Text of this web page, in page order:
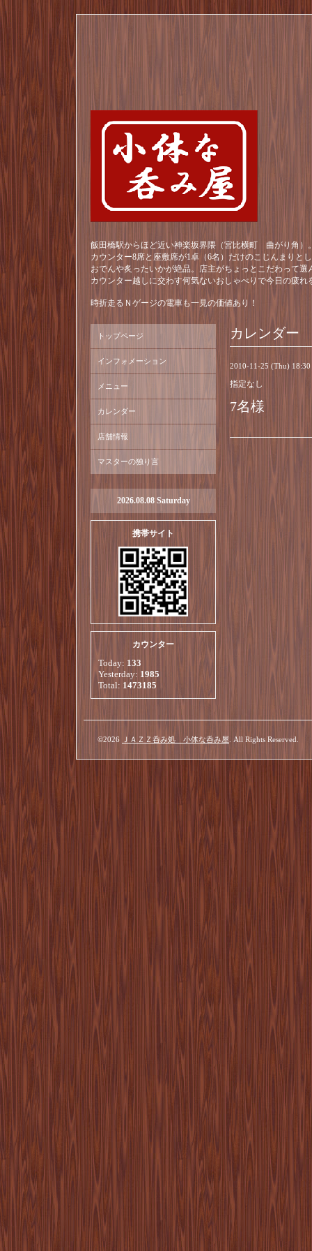
飯田橋駅からほど近い神楽坂界隈（宮比横町 曲がり角）
カウンター8席と座敷席が1卓（6名）だけのこじんまりと
おでんや炙ったいかが絶品。店主がちょっとこだわって
カウンター越しに交わす何気ないおしゃべりで今日の疲れ
時折走るＮゲージの電車も一見の価値あり！
カレンダー
2010-11-25 (Thu) 18:30
指定なし
7名様
トップページ
インフォメーション
メニュー
カレンダー
店舗情報
マスターの独り言
2026.08.08 Saturday
携帯サイト
カウンター
Today: 133
Yesterday: 1985
Total: 1473185
©2026 ＪＡＺＺ呑み処 小体な呑み屋 . All Rights Reserved.